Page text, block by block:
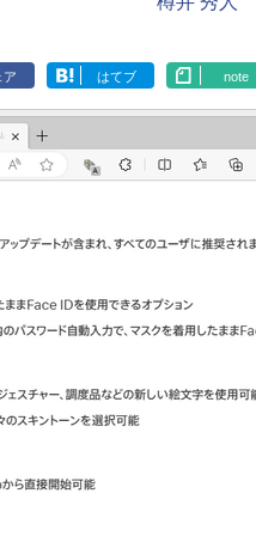
ア はてブ note